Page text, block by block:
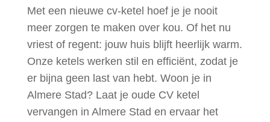
Met een nieuwe cv-ketel hoef je je nooit
meer zorgen te maken over kou. Of het nu
vriest of regent: jouw huis blijft heerlijk warm.
Onze ketels werken stil en efficiënt, zodat je
er bijna geen last van hebt. Woon je in
Almere Stad? Laat je oude CV ketel
vervangen in Almere Stad en ervaar het